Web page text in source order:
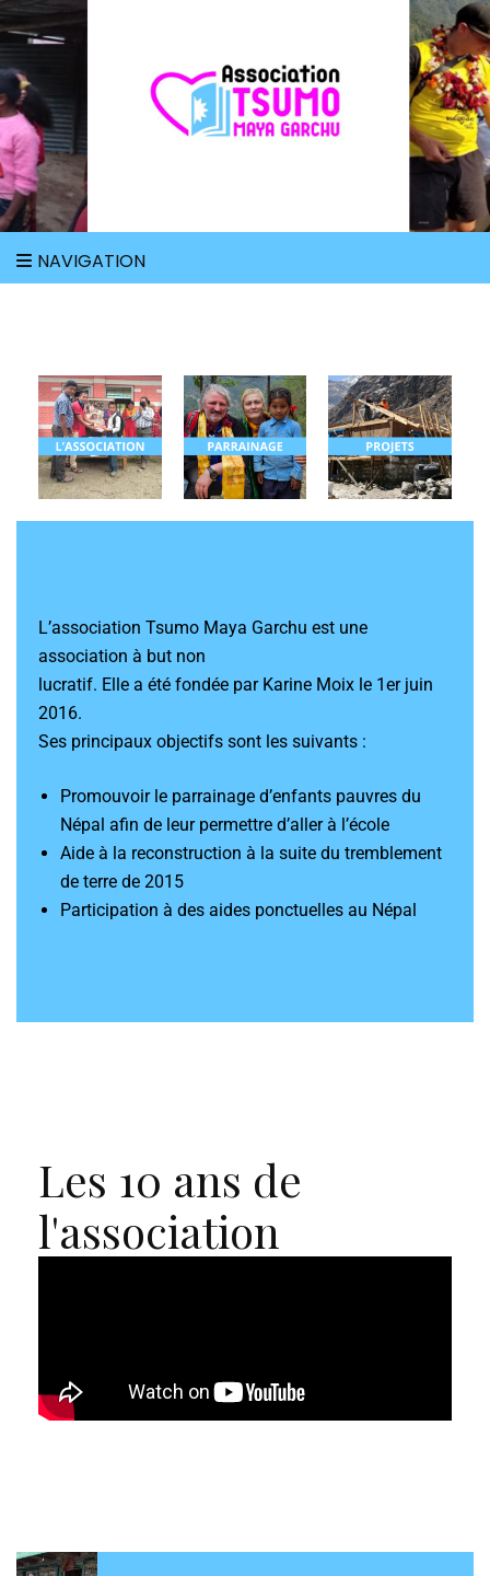
Association
Tsumo Maya
NAVIGATION
L’association Tsumo Maya Garchu est une
association à but non
lucratif. Elle a été fondée par Karine Moix le 1er juin
2016.
Ses principaux objectifs sont les suivants :
Promouvoir le parrainage d’enfants pauvres du
Népal afin de leur permettre d’aller à l’école
Aide à la reconstruction à la suite du tremblement
de terre de 2015
Participation à des aides ponctuelles au Népal
Les 10 ans de
l'association